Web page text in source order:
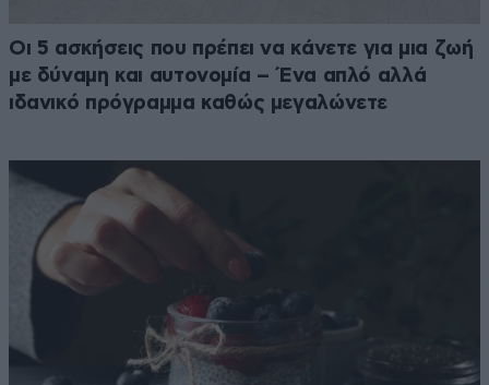
Οι 5 ασκήσεις που πρέπει να κάνετε για μια ζωή
με δύναμη και αυτονομία – Ένα απλό αλλά
ιδανικό πρόγραμμα καθώς μεγαλώνετε